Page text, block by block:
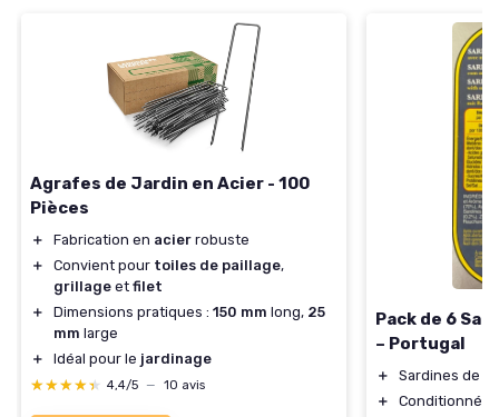
Agrafes de Jardin en Acier - 100
Pièces
＋ Fabrication en acier robuste
＋
Convient pour toiles de paillage,
grillage et filet
＋
Dimensions pratiques : 150 mm long, 25
mm large
＋
Idéal pour le jardinage
★★★★★
★★★★★ 4,4/5 — 10 avis
Pack de 6
– Portugal
＋
Sardines de
＋
Conditionnées